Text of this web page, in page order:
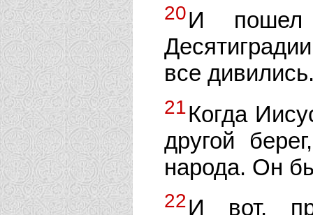
20И пошел
все
21Когда
другой
народа. Он
22И вот,